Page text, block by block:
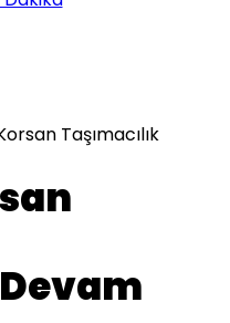
Taşımacılık